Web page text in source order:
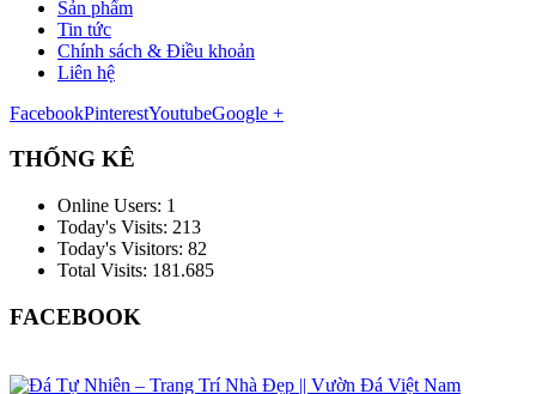
Sản phẩm
Tin tức
Chính sách & Điều khoản
Liên hệ
FacebookPinterestYoutubeGoogle +
THỐNG KÊ
Online Users: 1
Today's Visits: 213
Today's Visitors: 82
Total Visits: 181.685
FACEBOOK